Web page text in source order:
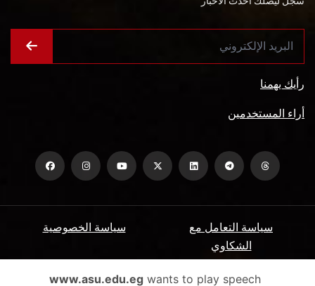
رأيك يهمنا
أراء المستخدمين
سياسة الخصوصية
سياسة التعامل مع
الشكاوي
الأسئلة الشائعة ميثاق المتعاملين www.asu.edu.egwants to play speech